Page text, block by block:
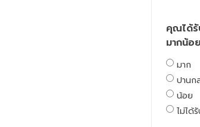
คุณได้รั
มากน้อ
มาก
ปานก
น้อย
ไม่ได้